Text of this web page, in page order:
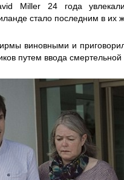
Miller 24 года
стало последним в их
виновными и
путем ввода смертельной